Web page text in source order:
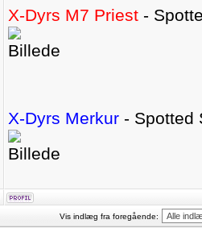
X-Dyrs M7 Priest -
X-Dyrs Merkur - Spotted
Vis indlæg fra foregående: